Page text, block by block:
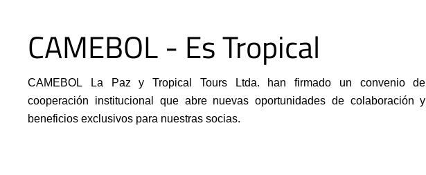
CAMEBOL - Es Tropical
CAMEBOL La Paz y Tropical Tours Ltda. han firmado un convenio de
cooperación institucional que abre nuevas oportunidades de colaboración y
beneficios exclusivos para nuestras socias.